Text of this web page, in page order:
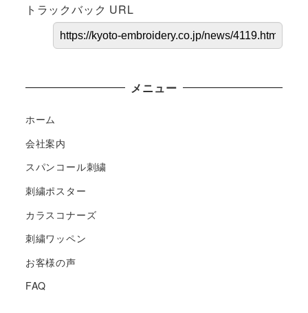
トラックバック URL
メニュー
ホーム
会社案内
スパンコール刺繍
刺繍ポスター
カラスコナーズ
刺繍ワッペン
お客様の声
FAQ